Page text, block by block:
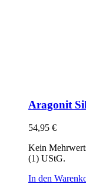
Aragonit
54,95 €
Kein
(1) UStG.
In den